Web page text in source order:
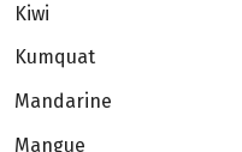
Kiwi
Kumquat
Mandarine
Mangue